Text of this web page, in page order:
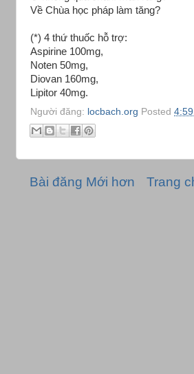
Về Chùa học pháp làm tăng?
(*) 4 thứ thuốc hỗ trợ:
Aspirine 100mg,
Noten 50mg,
Diovan 160mg,
Lipitor 40mg.
Người đăng: locbach.org Posted
Bài đăng Mới hơn Trang